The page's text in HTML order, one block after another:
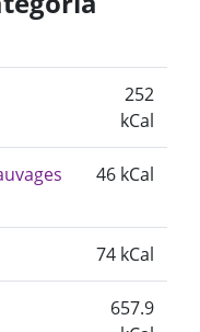
252
kCal
46 kCal
74 kCal
657.9